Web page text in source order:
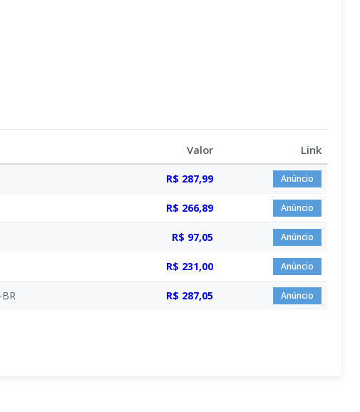
Valor Link
R$ 287,99 Anúncio
R$ 266,89 Anúncio
R$ 97,05 Anúncio
R$ 231,00 Anúncio
R$ 287,05 Anúncio